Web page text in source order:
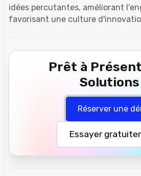
idées percutantes, améliorant
favorisant une culture
Prêt à
Solutions
Réserver une
Essayer